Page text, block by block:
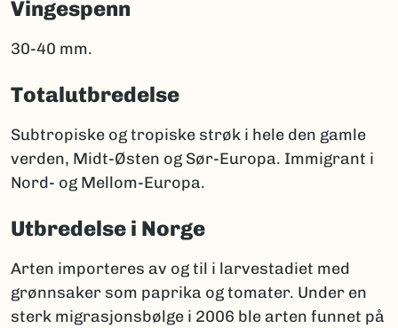
Vingespenn
30-40 mm.
Totalutbredelse
Subtropiske og tropiske strøk i hele den gamle
verden, Midt-Østen og Sør-Europa. Immigrant i
Nord- og Mellom-Europa.
Utbredelse i Norge
Arten importeres av og til i larvestadiet med
grønnsaker som paprika og tomater. Under en
sterk migrasjonsbølge i 2006 ble arten funnet på